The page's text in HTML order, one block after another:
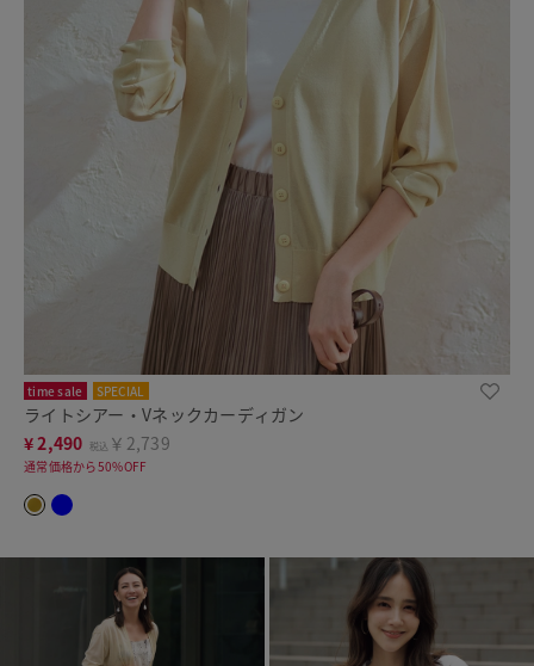
time sale SPECIAL
ライトシアー・Vネックカーディガン
¥2,490 税込 ￥2,739
通常価格から50%OFF